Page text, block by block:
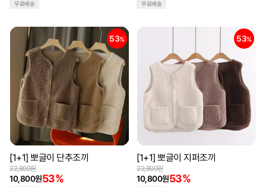
무료배송 무료배송
53%
[1+1] 뽀글이 단추조끼
10,800원53%
22,800원
53%
[1+1] 뽀글이 지퍼조끼
10,800원53%
22,800원